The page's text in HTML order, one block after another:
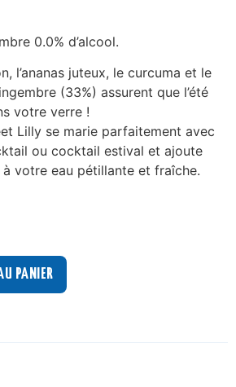
0.0% d’alcool.
l’ananas juteux, le curcuma et le
(33%) assurent que l’été
votre verre !
Lilly se marie parfaitement avec
ou cocktail estival et ajoute
votre eau pétillante et fraîche.
PANIER